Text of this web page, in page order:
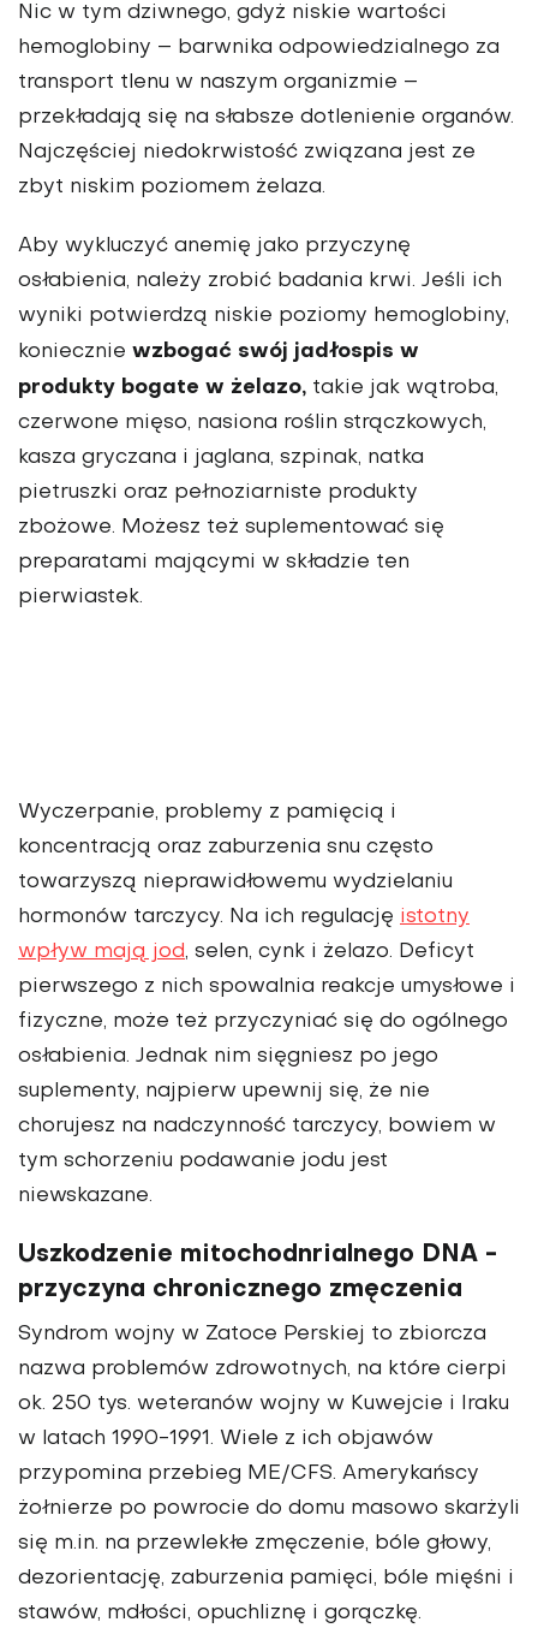
Nic w tym dziwnego, gdyż niskie wartości
hemoglobiny – barwnika odpowiedzialnego za
transport tlenu w naszym organizmie –
przekładają się na słabsze dotlenienie organów.
Najczęściej niedokrwistość związana jest ze
zbyt niskim poziomem żelaza.
Aby wykluczyć anemię jako przyczynę
osłabienia, należy zrobić badania krwi. Jeśli ich
wyniki potwierdzą niskie poziomy hemoglobiny,
koniecznie wzbogać swój jadłospis w
produkty bogate w żelazo, takie jak wątroba,
czerwone mięso, nasiona roślin strączkowych,
kasza gryczana i jaglana, szpinak, natka
pietruszki oraz pełnoziarniste produkty
zbożowe. Możesz też suplementować się
preparatami mającymi w składzie ten
pierwiastek.
Wyczerpanie, problemy z pamięcią i
koncentracją oraz zaburzenia snu często
towarzyszą nieprawidłowemu wydzielaniu
hormonów tarczycy. Na ich regulację istotny
wpływ mają jod, selen, cynk i żelazo. Deficyt
pierwszego z nich spowalnia reakcje umysłowe i
fizyczne, może też przyczyniać się do ogólnego
osłabienia. Jednak nim sięgniesz po jego
suplementy, najpierw upewnij się, że nie
chorujesz na nadczynność tarczycy, bowiem w
tym schorzeniu podawanie jodu jest
niewskazane.
Uszkodzenie mitochodnrialnego DNA -
przyczyna chronicznego zmęczenia
Syndrom wojny w Zatoce Perskiej to zbiorcza
nazwa problemów zdrowotnych, na które cierpi
ok. 250 tys. weteranów wojny w Kuwejcie i Iraku
w latach 1990-1991. Wiele z ich objawów
przypomina przebieg ME/CFS. Amerykańscy
żołnierze po powrocie do domu masowo skarżyli
się m.in. na przewlekłe zmęczenie, bóle głowy,
dezorientację, zaburzenia pamięci, bóle mięśni i
stawów, mdłości, opuchliznę i gorączkę.